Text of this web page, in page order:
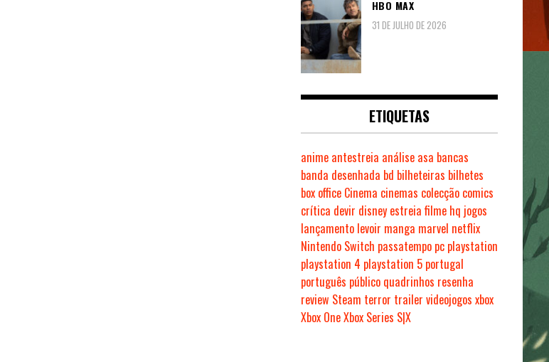
HBO MAX
31 DE JULHO DE 2026
ETIQUETAS
anime antestreia análise asa bancas
banda desenhada bd bilheteiras bilhetes
box office Cinema cinemas colecção comics
crítica devir disney estreiafilme hq jogos
lançamento levoir manga marvel netflix
Nintendo Switch passatempo pc playstation
playstation 4 playstation 5 portugal
português público quadrinhos resenha
review Steam terror trailer videojogos xbox
Xbox OneXbox Series S|X